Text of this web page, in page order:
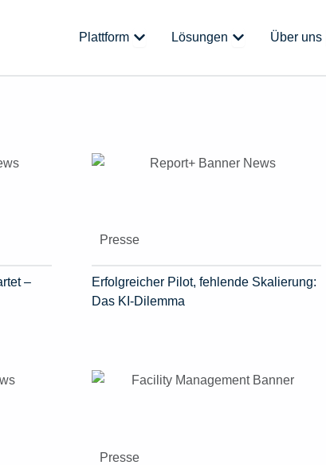
Plattform Öffne Plattform
Lösungen Öffne Lösungen
Über uns
–
Presse
Erfolgreicher Pilot, fehlende Skalierung:
Das KI-Dilemma
Presse